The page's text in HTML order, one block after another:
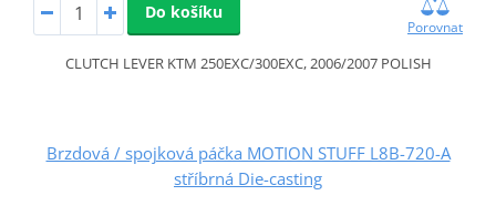
Do košíku
Porovnat
CLUTCH LEVER KTM 250EXC/300EXC, 2006/2007 POLISH
Brzdová / spojková páčka MOTION STUFF L8B-720-A
stříbrná Die-casting